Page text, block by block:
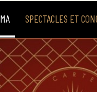
SPECTACLES ET